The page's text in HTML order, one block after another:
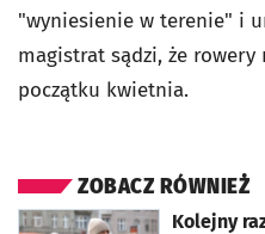
"wyniesienie w terenie" i
magistrat sądzi, że
początku kwietnia.
ZOBACZ RÓWNIEŻ
Kolejny
otworzy się w nowej karcie